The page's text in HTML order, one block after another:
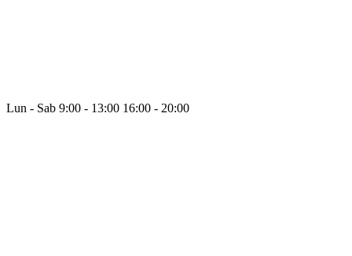
Lun - Sab 9:00 - 13:00 16:00 - 20:00